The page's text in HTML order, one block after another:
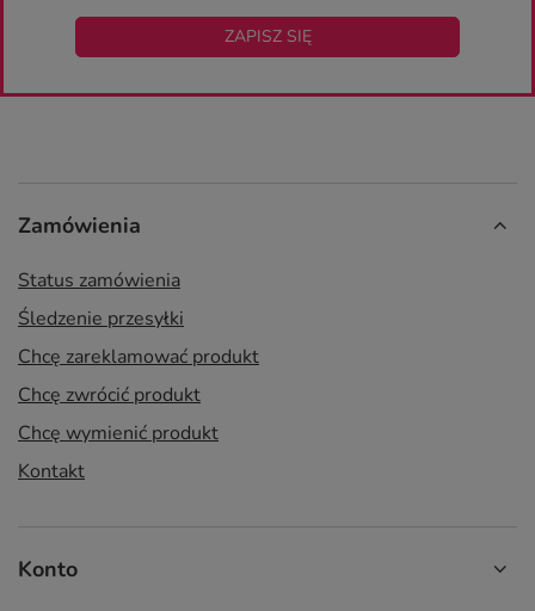
ZAPISZ SIĘ
Zamówienia
Status zamówienia
Śledzenie przesyłki
Chcę zareklamować produkt
Chcę zwrócić produkt
Chcę wymienić produkt
Kontakt
Konto